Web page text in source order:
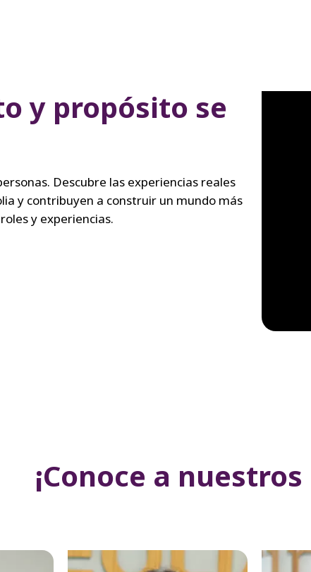
y propósito se
Descubre las experiencias reales
y contribuyen a construir un mundo más
y experiencias.
¡Conoce a